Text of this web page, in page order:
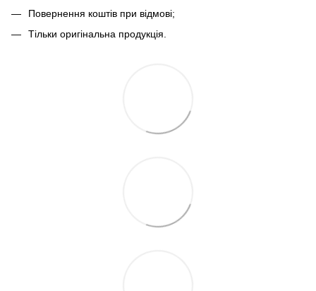
Повернення коштів при відмові;
Тільки оригінальна продукція.